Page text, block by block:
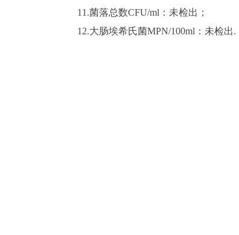
11.菌落总数CFU/ml ：未检出；
12.大肠埃希氏菌MPN/100ml：未检出.